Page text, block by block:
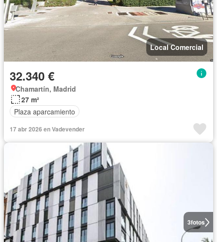
Local Comercial
32.340 €
Chamartín, Madrid
27 m²
Plaza aparcamiento
17 abr 2026 en Vadevender
3fotos